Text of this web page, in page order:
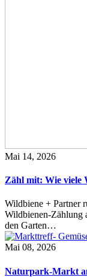
Mai 14, 2026
Zähl mit: Wie viele
Wildbiene + Partner
Wildbienen-Zählung
den Garten…
Mai 08, 2026
Naturpark-Markt